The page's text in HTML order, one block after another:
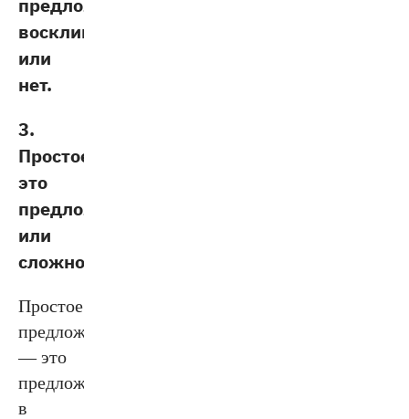
восклицательным
или
нет.
3.
Простое
это
предложение
или
сложное.
Простое
предложение
— это
предложение,
в